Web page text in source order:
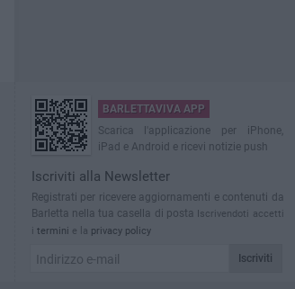
BARLETTAVIVA APP
Scarica l'applicazione per iPhone,
iPad e Android e ricevi notizie push
Iscriviti alla Newsletter
Registrati per ricevere aggiornamenti e contenuti da
Barletta nella tua casella di posta Iscrivendoti accetti
i termini e la privacy policy
Iscriviti